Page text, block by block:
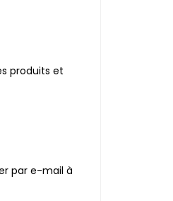
produits et
par e-mail à